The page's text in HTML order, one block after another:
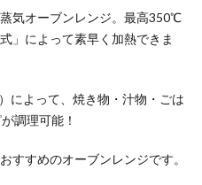
気オーブンレンジ。最高350℃
」によって素早く加熱できま
によって、焼き物・汁物・ごは
調理可能！
すすめのオーブンレンジです。